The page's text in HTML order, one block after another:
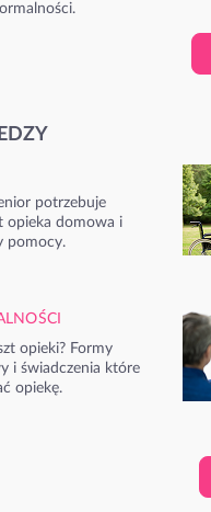
potrzebuje
opieka domowa i
pomocy.
opieki? Formy
i świadczenia które
opiekę.